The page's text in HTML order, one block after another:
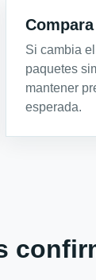
Si cambia
paquetes
mantener
esperada.